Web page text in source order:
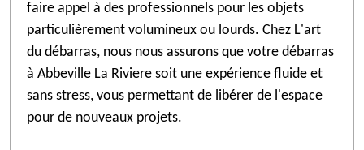
faire appel à des professionnels pour les objets
particulièrement volumineux ou lourds. Chez L'art
du débarras, nous nous assurons que votre débarras
à Abbeville La Riviere soit une expérience fluide et
sans stress, vous permettant de libérer de l'espace
pour de nouveaux projets.